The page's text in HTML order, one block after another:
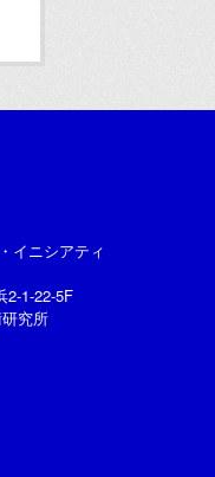
イニシアティ
2-1-22-5F
究所